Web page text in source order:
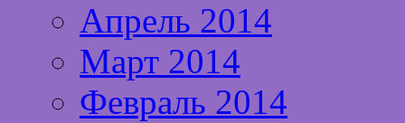
Апрель 2014
Март 2014
Февраль 2014